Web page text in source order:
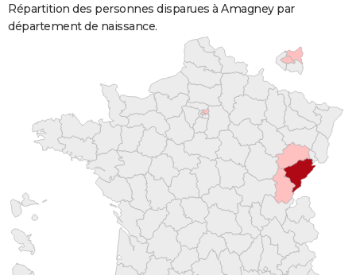
Répartition des personnes disparues à Amagney par
département de naissance.